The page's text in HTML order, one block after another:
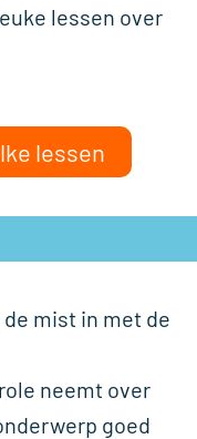
lessen over
lessen
mist in met de
neemt over
goed